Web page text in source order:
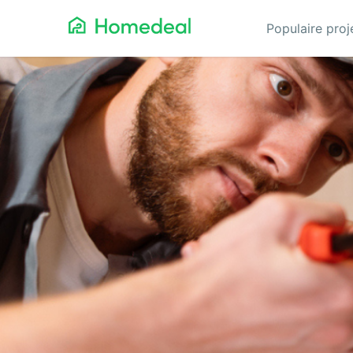
Populaire
Aannemer
Airco
Alarmsystemen
Architect
Asbest
Bestrating
Glas